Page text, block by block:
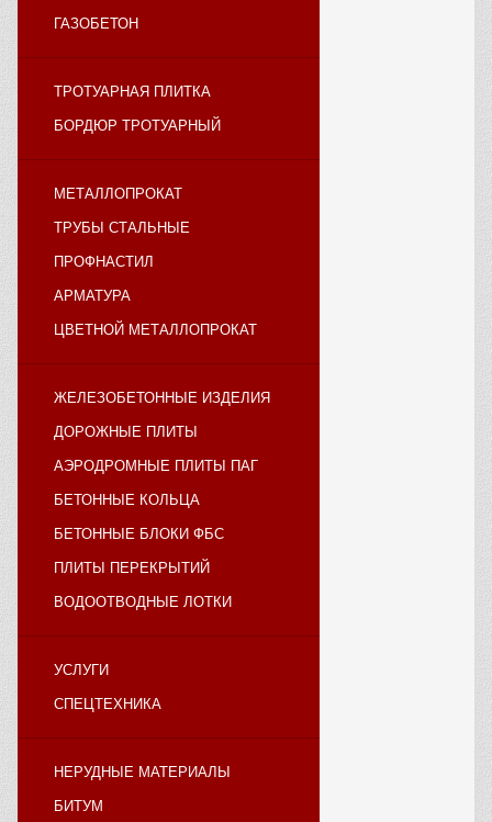
ГАЗОБЕТОН
ТРОТУАРНАЯ ПЛИТКА
БОРДЮР ТРОТУАРНЫЙ
МЕТАЛЛОПРОКАТ
ТРУБЫ СТАЛЬНЫЕ
ПРОФНАСТИЛ
АРМАТУРА
ЦВЕТНОЙ МЕТАЛЛОПРОКАТ
ЖЕЛЕЗОБЕТОННЫЕ ИЗДЕЛИЯ
ДОРОЖНЫЕ ПЛИТЫ
АЭРОДРОМНЫЕ ПЛИТЫ ПАГ
БЕТОННЫЕ КОЛЬЦА
БЕТОННЫЕ БЛОКИ ФБС
ПЛИТЫ ПЕРЕКРЫТИЙ
ВОДООТВОДНЫЕ ЛОТКИ
УСЛУГИ
СПЕЦТЕХНИКА
НЕРУДНЫЕ МАТЕРИАЛЫ
БИТУМ